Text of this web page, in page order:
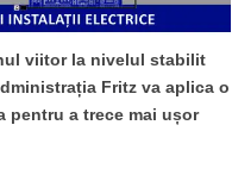
viitor la nivelul stabilit
Fritz va aplica o
pentru a trece mai ușor